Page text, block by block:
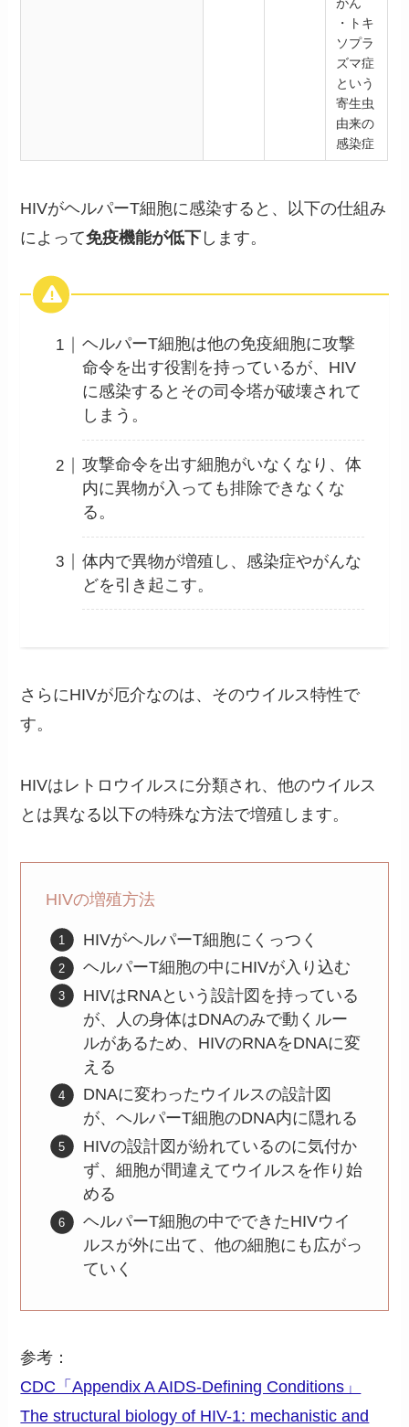
がん
・トキ
ソプラ
ズマ症
という
寄生虫
由来の
感染症
HIVがヘルパーT細胞に感染すると、以下の仕組み
によって免疫機能が低下 します。
ヘルパーT細胞は他の免疫細胞に攻撃
命令を出す役割を持っているが、HIV
に感染するとその司令塔が破壊されて
しまう。
攻撃命令を出す細胞がいなくなり、体
内に異物が入っても排除できなくな
る。
体内で異物が増殖し、感染症やがんな
どを引き起こす。
さらにHIVが厄介なのは、そのウイルス特性で
す。
HIVはレトロウイルスに分類され、他のウイルス
とは異なる以下の特殊な方法で増殖します。
HIVの増殖方法
HIVがヘルパーT細胞にくっつく
ヘルパーT細胞の中にHIVが入り込む
HIVはRNAという設計図を持っている
が、人の身体はDNAのみで動くルー
ルがあるため、HIVのRNAをDNAに変
える
DNAに変わったウイルスの設計図
が、ヘルパーT細胞のDNA内に隠れる
HIVの設計図が紛れているのに気付か
ず、細胞が間違えてウイルスを作り始
める
ヘルパーT細胞の中でできたHIVウイ
ルスが外に出て、他の細胞にも広がっ
ていく
参考：
CDC「Appendix A AIDS-Defining Conditions」
The structural biology of HIV-1: mechanistic and